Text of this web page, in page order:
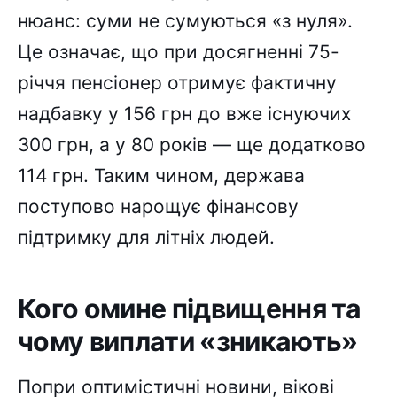
нюанс: суми не сумуються «з нуля».
Це означає, що при досягненні 75-
річчя пенсіонер отримує фактичну
надбавку у 156 грн до вже існуючих
300 грн, а у 80 років — ще додатково
114 грн. Таким чином, держава
поступово нарощує фінансову
підтримку для літніх людей.
Кого омине підвищення та
чому виплати «зникають»
Попри оптимістичні новини, вікові